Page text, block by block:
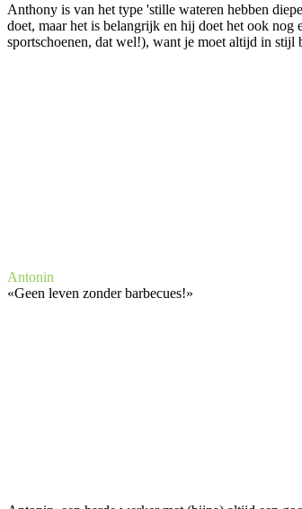
Anthony is van het type 'stille wateren hebben
doet, maar het is belangrijk en hij doet het ook
sportschoenen, dat wel!), want je moet altijd in stijl
Antonin
«Geen leven zonder barbecues!»